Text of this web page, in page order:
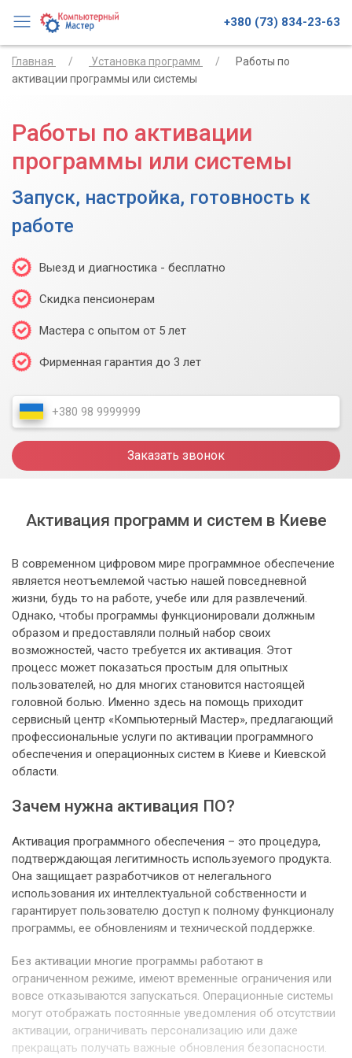
+380 (73) 834-23-63
Главная Установка программ
Работы по
активации программы или системы
Работы по активации
программы или системы
Запуск, настройка, готовность к
работе
Выезд и диагностика - бесплатно
Скидка пенсионерам
Мастера с опытом от 5 лет
Фирменная гарантия до 3 лет
Заказать звонок
Активация программ и систем в Киеве
В современном цифровом мире программное обеспечение
является неотъемлемой частью нашей повседневной
жизни, будь то на работе, учебе или для развлечений.
Однако, чтобы программы функционировали должным
образом и предоставляли полный набор своих
возможностей, часто требуется их активация. Этот
процесс может показаться простым для опытных
пользователей, но для многих становится настоящей
головной болью. Именно здесь на помощь приходит
сервисный центр «Компьютерный Мастер», предлагающий
профессиональные услуги по активации программного
обеспечения и операционных систем в Киеве и Киевской
области.
Зачем нужна активация ПО?
Активация программного обеспечения – это процедура,
подтверждающая легитимность используемого продукта.
Она защищает разработчиков от нелегального
использования их интеллектуальной собственности и
гарантирует пользователю доступ к полному функционалу
программы, ее обновлениям и технической поддержке.
Без активации многие программы работают в
ограниченном режиме, имеют временные ограничения или
вовсе отказываются запускаться. Операционные системы
могут отображать постоянные уведомления об отсутствии
активации, ограничивать персонализацию или даже
прекращать получать важные обновления безопасности.